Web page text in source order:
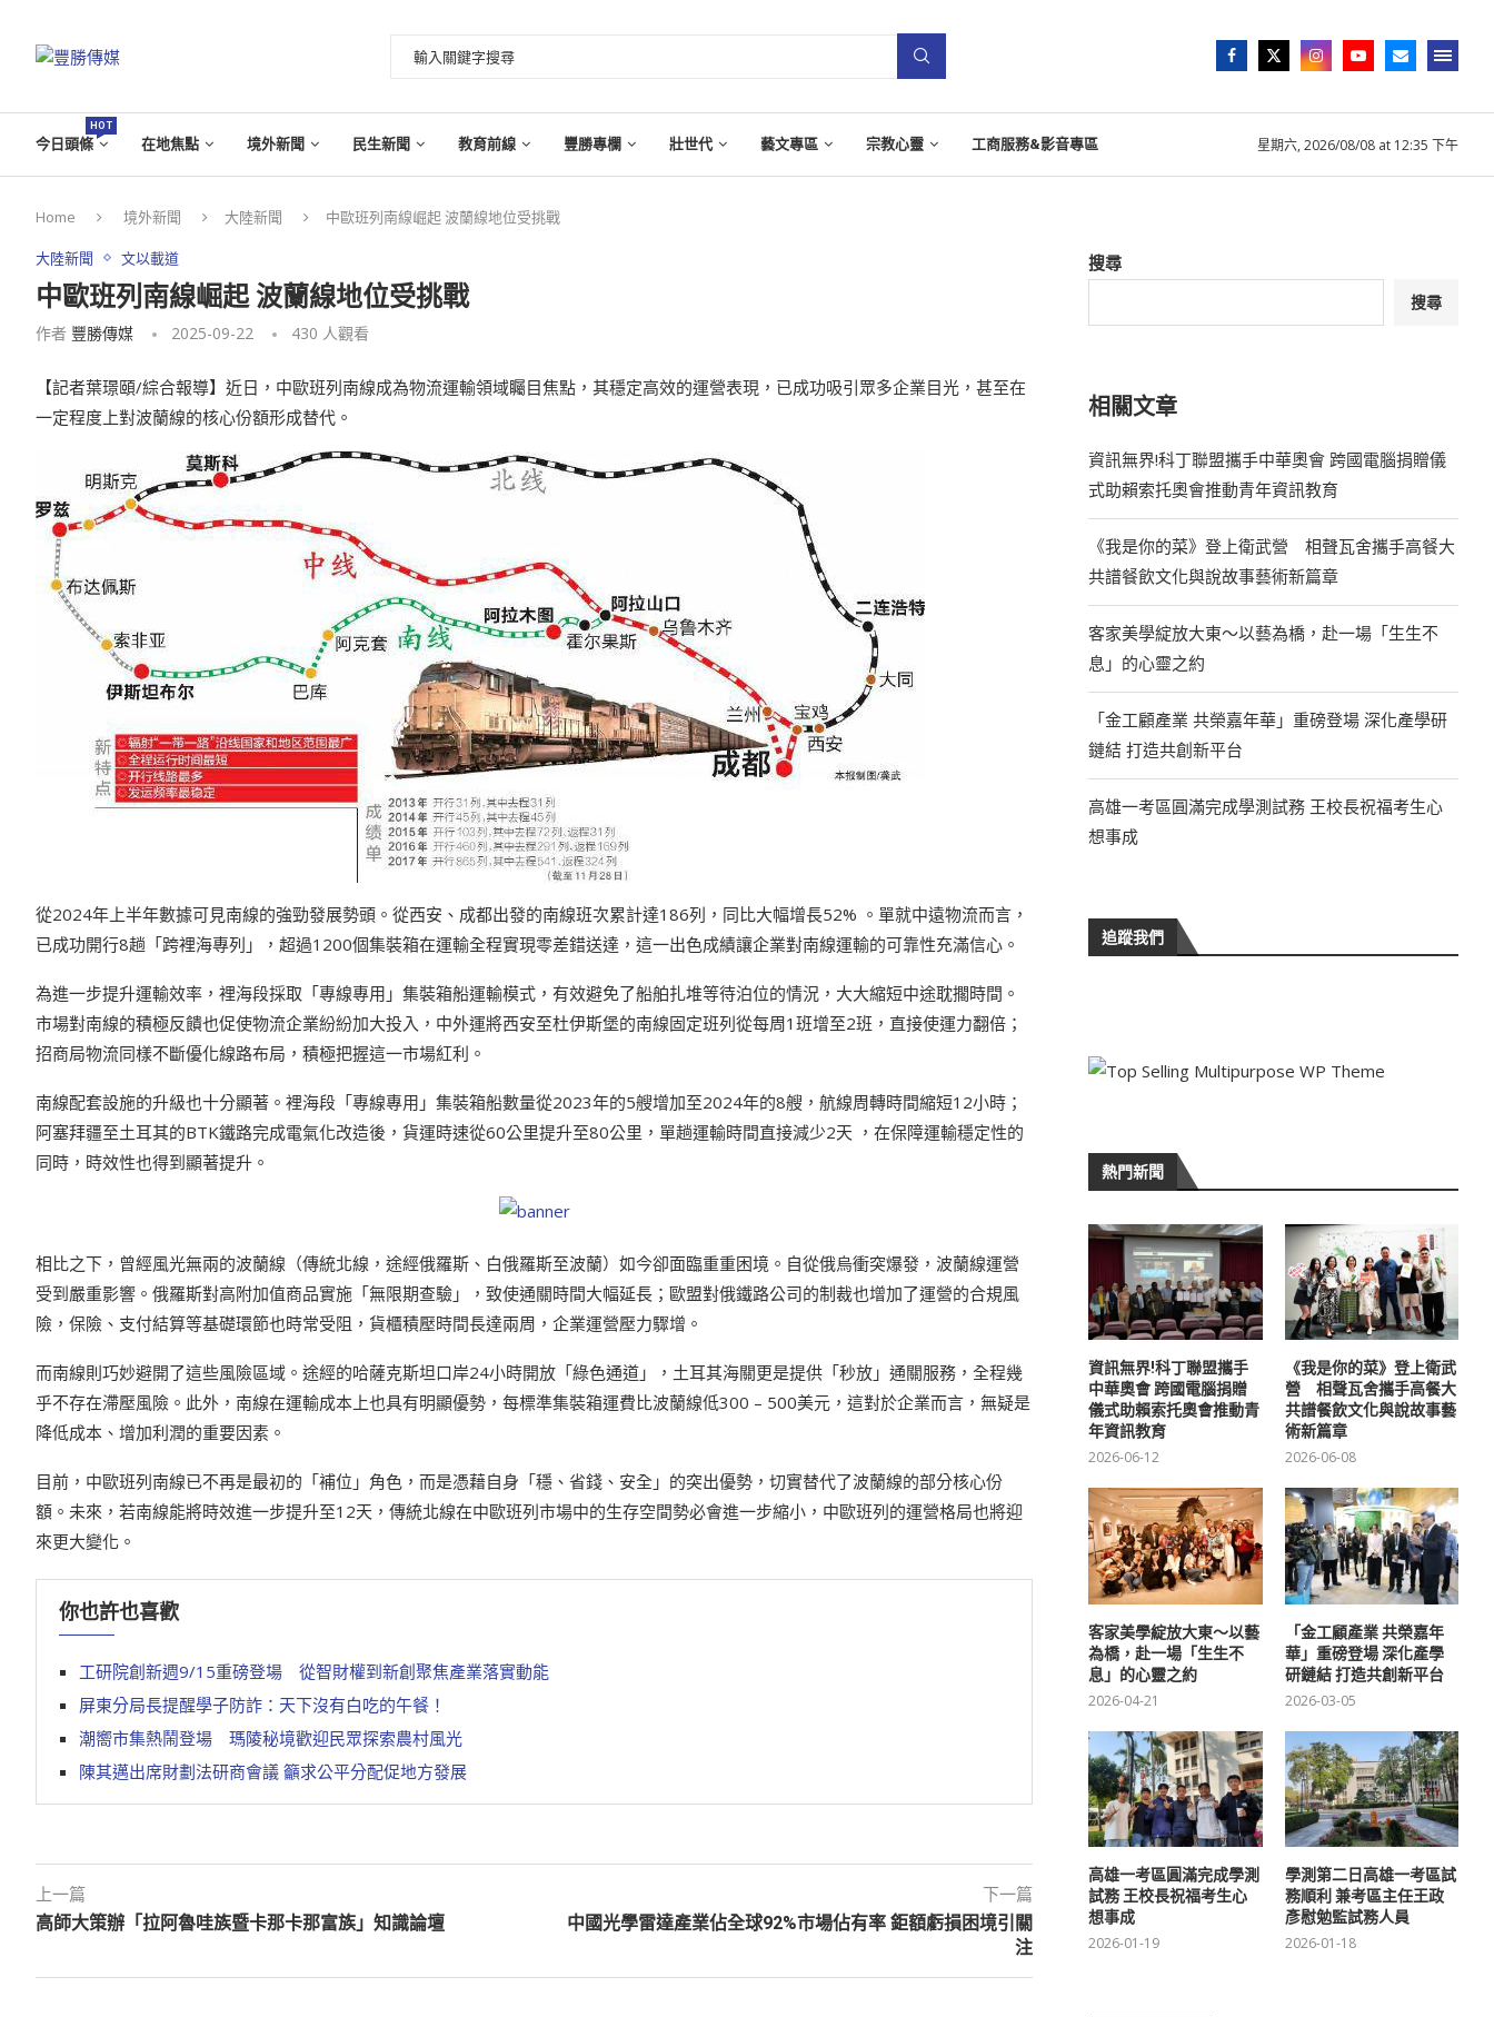
今日頭條
HOT
在地焦點 境外新聞 民生新聞 教育前線 豐勝專欄 壯世代 藝文專區 宗教心靈 工商服務&影音專區 星期六, 2026/08/08 at 12:35 下午
Home 境外新聞 大陸新聞 中歐班列南線崛起 波蘭線地位受挑戰
大陸新聞 文以載道
中歐班列南線崛起 波蘭線地位受挑戰
作者 豐勝傳媒 2025-09-22 430 人觀看
【記者葉璟頤/綜合報導】近日，中歐班列南線成為物流運輸領域矚目焦點，其穩定高效的運營表現，已成功吸引眾多企業目光，甚至在
一定程度上對波蘭線的核心份額形成替代。
從2024年上半年數據可見南線的強勁發展勢頭。從西安、成都出發的南線班次累計達186列，同比大幅增長52% 。單就中遠物流而言，
已成功開行8趟「跨裡海專列」，超過1200個集裝箱在運輸全程實現零差錯送達，這一出色成績讓企業對南線運輸的可靠性充滿信心。
為進一步提升運輸效率，裡海段採取「專線專用」集裝箱船運輸模式，有效避免了船舶扎堆等待泊位的情況，大大縮短中途耽擱時間。
市場對南線的積極反饋也促使物流企業紛紛加大投入，中外運將西安至杜伊斯堡的南線固定班列從每周1班增至2班，直接使運力翻倍；
招商局物流同樣不斷優化線路布局，積極把握這一市場紅利。
南線配套設施的升級也十分顯著。裡海段「專線專用」集裝箱船數量從2023年的5艘增加至2024年的8艘，航線周轉時間縮短12小時；
阿塞拜疆至土耳其的BTK鐵路完成電氣化改造後，貨運時速從60公里提升至80公里，單趟運輸時間直接減少2天 ，在保障運輸穩定性的
同時，時效性也得到顯著提升。
相比之下，曾經風光無兩的波蘭線（傳統北線，途經俄羅斯、白俄羅斯至波蘭）如今卻面臨重重困境。自從俄烏衝突爆發，波蘭線運營
受到嚴重影響。俄羅斯對高附加值商品實施「無限期查驗」，致使通關時間大幅延長；歐盟對俄鐵路公司的制裁也增加了運營的合規風
險，保險、支付結算等基礎環節也時常受阻，貨櫃積壓時間長達兩周，企業運營壓力驟增。
而南線則巧妙避開了這些風險區域。途經的哈薩克斯坦口岸24小時開放「綠色通道」，土耳其海關更是提供「秒放」通關服務，全程幾
乎不存在滯壓風險。此外，南線在運輸成本上也具有明顯優勢，每標準集裝箱運費比波蘭線低300 – 500美元，這對於企業而言，無疑是
降低成本、增加利潤的重要因素。
目前，中歐班列南線已不再是最初的「補位」角色，而是憑藉自身「穩、省錢、安全」的突出優勢，切實替代了波蘭線的部分核心份
額。未來，若南線能將時效進一步提升至12天，傳統北線在中歐班列市場中的生存空間勢必會進一步縮小，中歐班列的運營格局也將迎
來更大變化。
你也許也喜歡
工研院創新週9/15重磅登場 從智財權到新創聚焦產業落實動能
屏東分局長提醒學子防詐：天下沒有白吃的午餐！
潮嚮市集熱鬧登場 瑪陵秘境歡迎民眾探索農村風光
陳其邁出席財劃法研商會議 籲求公平分配促地方發展
上一篇
高師大策辦「拉阿魯哇族暨卡那卡那富族」知識論壇
下一篇
中國光學雷達產業佔全球92%市場佔有率 鉅額虧損困境引關
注
搜尋
搜尋
相關文章
資訊無界!科丁聯盟攜手中華奧會 跨國電腦捐贈儀
式助賴索托奧會推動青年資訊教育
《我是你的菜》登上衛武營 相聲瓦舍攜手高餐大
共譜餐飲文化與說故事藝術新篇章
客家美學綻放大東～以藝為橋，赴一場「生生不
息」的心靈之約
「金工顧產業 共榮嘉年華」重磅登場 深化產學研
鏈結 打造共創新平台
高雄一考區圓滿完成學測試務 王校長祝福考生心
想事成
追蹤我們
熱門新聞
資訊無界!科丁聯盟攜手
中華奧會 跨國電腦捐贈
儀式助賴索托奧會推動青
年資訊教育
2026-06-12
《我是你的菜》登上衛武
營 相聲瓦舍攜手高餐大
共譜餐飲文化與說故事藝
術新篇章
2026-06-08
客家美學綻放大東～以藝
為橋，赴一場「生生不
息」的心靈之約
2026-04-21
「金工顧產業 共榮嘉年
華」重磅登場 深化產學
研鏈結 打造共創新平台
2026-03-05
高雄一考區圓滿完成學測
試務 王校長祝福考生心
想事成
2026-01-19
學測第二日高雄一考區試
務順利 兼考區主任王政
彥慰勉監試務人員
2026-01-18